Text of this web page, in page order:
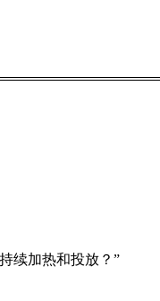
续加热和投放？”